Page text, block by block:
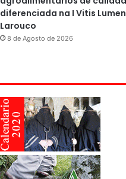
diferenciada na I Vitis
Larouco
8 de Agosto de 2026